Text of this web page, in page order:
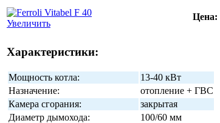
Увеличить
Цена:
Характеристики:
Мощность котла:
13-40 кВт
Назначение:
отопление + ГВС
Камера сгорания:
закрытая
Диаметр дымохода:
100/60 мм